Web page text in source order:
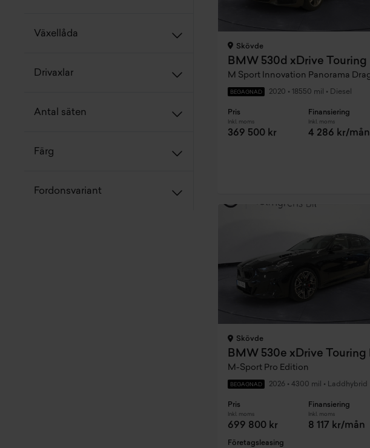
Växellåda
Drivaxlar
Antal säten
Färg
Fordonsvariant
Skövde
BMW 530d xDrive Touring
BEGAGNAD 2020 • 18550 mil • Diesel
Pris
Inkl. moms
369 500 kr
Finansiering
Inkl. moms
4 286 kr/mån
Skövde
M-Sport Pro Edition
BEGAGNAD 2026 • 4300 mil • Laddhybrid
Pris
Inkl. moms
699 800 kr
Finansiering
Inkl. moms
8 117 kr/mån
Företagsleasing